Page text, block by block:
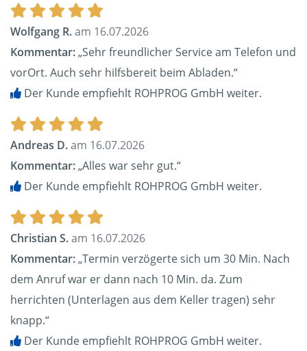
Wolfgang R.am 16.07.2026
Kommentar:„Sehr freundlicher Service am Telefon und
vorOrt. Auch sehr hilfsbereit beim Abladen.“
Der Kunde empfiehlt ROHPROG GmbH weiter.
Andreas D.am 16.07.2026
Kommentar:„Alles war sehr gut.“
Der Kunde empfiehlt ROHPROG GmbH weiter.
Christian S.am 16.07.2026
Kommentar:„Termin verzögerte sich um 30 Min. Nach
dem Anruf war er dann nach 10 Min. da. Zum
herrichten (Unterlagen aus dem Keller tragen) sehr
knapp.“
Der Kunde empfiehlt ROHPROG GmbH weiter.